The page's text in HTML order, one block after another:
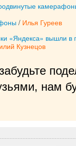
/ Илья Гуреев
«Яндекса» вышли в
Кузнецов
нам